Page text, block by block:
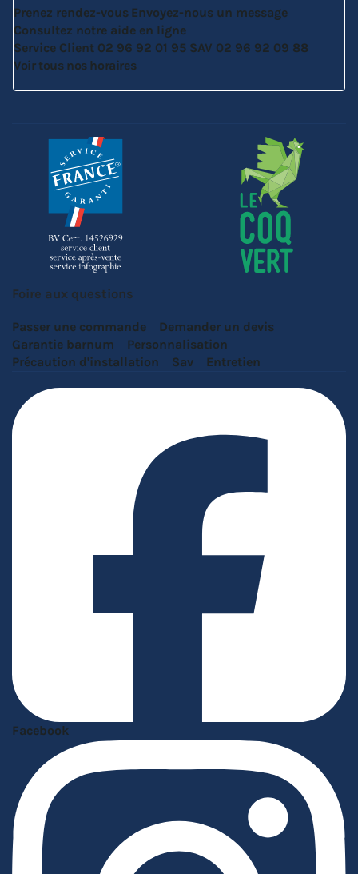
Prenez rendez-vous Envoyez-nous un message
Consultez notre aide en ligne
Service Client 02 96 92 01 95 SAV 02 96 92 09 88
Voir tous nos horaires
Foire aux questions
Passer une commande
Demander un devis
Garantie barnum
Personnalisation
Précaution d'installation
Sav Entretien
Facebook